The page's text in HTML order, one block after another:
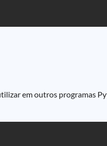
em outros programas